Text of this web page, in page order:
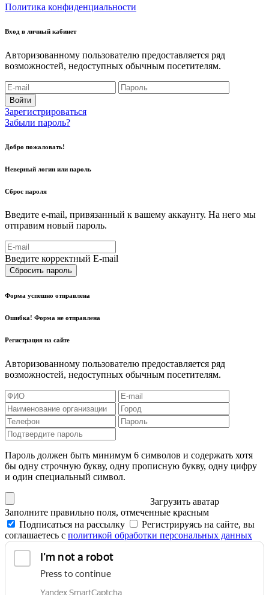
Политика конфиденциальности
Вход в личный кабинет
Авторизованному пользователю предоставляется ряд
возможностей, недоступных обычным посетителям.
Войти
Зарегистрироваться
Забыли пароль?
Добро пожаловать!
Неверный логин или пароль
Сброс пароля
Введите e-mail, привязанный к вашему аккаунту. На него мы
отправим новый пароль.
Введите корректный E-mail
Сбросить пароль
Форма успешно отправлена
Ошибка! Форма не отправлена
Регистрация на сайте
Авторизованному пользователю предоставляется ряд
возможностей, недоступных обычным посетителям.
Пароль должен быть минимум 6 символов и содержать хотя
бы одну строчную букву, одну прописную букву, одну цифру
и один специальный символ.
Загрузить аватар
Заполните правильно поля, отмеченные красным
Подписаться на рассылку
Регистрируясь на сайте, вы
соглашаетесь с политикой обработки персональных данных